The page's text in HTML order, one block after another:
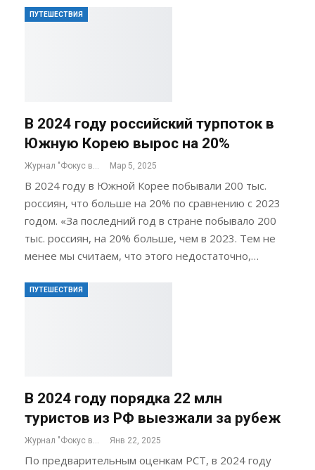
ПУТЕШЕСТВИЯ
В 2024 году российский турпоток в
Южную Корею вырос на 20%
Мар 5, 2025
В 2024 году в Южной Корее побывали 200 тыс.
россиян, что больше на 20% по сравнению с 2023
годом. «За последний год в стране побывало 200
тыс. россиян, на 20% больше, чем в 2023. Тем не
менее мы считаем, что этого недостаточно,…
ПУТЕШЕСТВИЯ
В 2024 году порядка 22 млн
туристов из РФ выезжали за рубеж
Журнал "Фокус внимания" Янв 22, 2025
По предварительным оценкам РСТ, в 2024 году